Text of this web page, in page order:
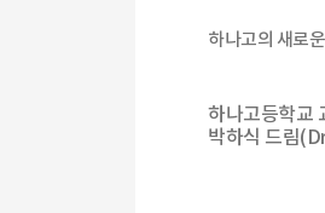
하나고의 새로
하나고등학교
박하식 드림